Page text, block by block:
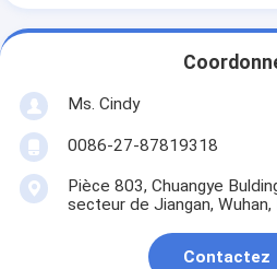
Ms. Cindy
0086-27-87819318
Pièce 803, Chuangye
secteur de Jiangan,
Contactez